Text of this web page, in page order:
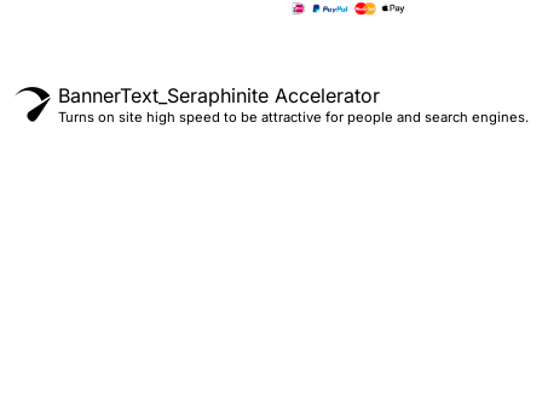
BannerText_Seraphinite Accelerator
Turns on site high speed to be attractive for people and search engines.